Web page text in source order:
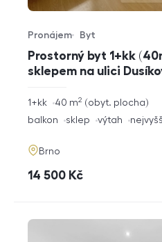
Prostorný byt 1+kk
sklepem na ulici
Typ nabídky
Pronájem
Typ nemovitosti
Byt
rozměry
1+kk obyt. plocha
40 m2
funkce
balkon sklep výtah
adresa
Brno
cena
14 500 Kč